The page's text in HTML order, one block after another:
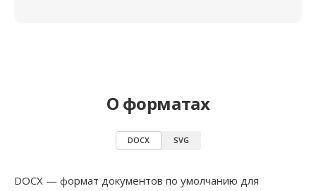
О форматах
DOCX SVG
DOCX — формат документов по умолчанию для